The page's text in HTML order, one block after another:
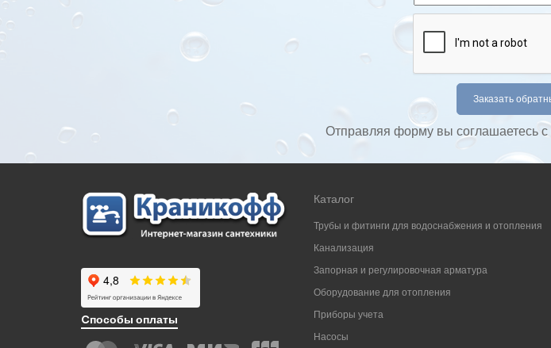
Отправляя форму вы соглашаетесь с
Cпособы оплаты
Каталог
Трубы и фитинги для водоснабжения и отопления
Канализация
Запорная и регулировочная арматура
Оборудование для отопления
Приборы учета
Насосы